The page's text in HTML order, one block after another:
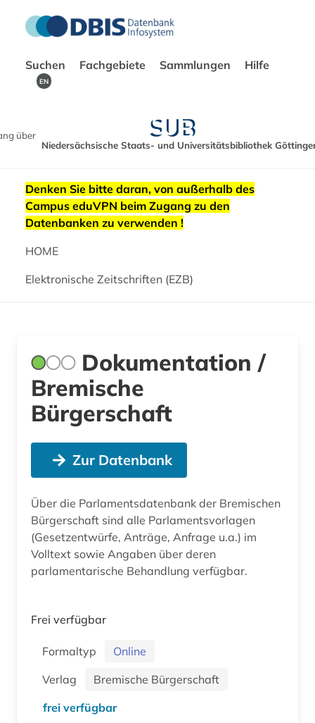
Suchen Fachgebiete Sammlungen Hilfe
EN
über
Niedersächsische Staats- und Universitätsbibliothek
Denken Sie bitte daran, von außerhalb des
Campus eduVPN beim Zugang zu den
Datenbanken zu verwenden !
HOME
Elektronische Zeitschriften (EZB)
Dokumentation /
Bremische
Bürgerschaft
Zur Datenbank
Über die Parlamentsdatenbank der Bremischen
Bürgerschaft sind alle Parlamentsvorlagen
(Gesetzentwürfe, Anträge, Anfrage u.a.) im
Volltext sowie Angaben über deren
parlamentarische Behandlung verfügbar.
Frei verfügbar
Formaltyp
Online
Verlag
Bremische Bürgerschaft
frei verfügbar